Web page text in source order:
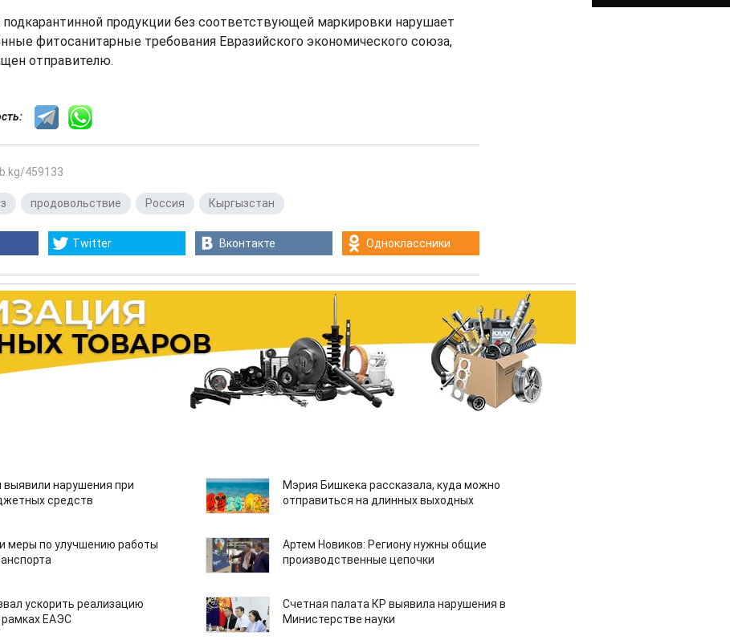
продукции без соответствующей маркировки нарушает
фитосанитарные требования Евразийского экономического союза,
отправителю.
459133
продовольствие Россия Кыргызстан
Twitter Вконтакте Одноклассники
нарушения при
средств
Мэрия Бишкека рассказала, куда можно
отправиться на длинных выходных
меры по улучшению работы
Артем Новиков: Региону нужны общие
производственные цепочки
ускорить реализацию
рамках ЕАЭС
Счетная палата КР выявила нарушения в
Министерстве науки